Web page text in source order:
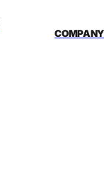
COMPANY